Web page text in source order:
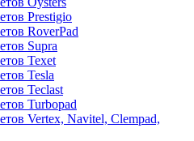
Prestigio
RoverPad
Supra
Texet
Tesla
Teclast
Turbopad
Vertex, Navitel, Clempad,